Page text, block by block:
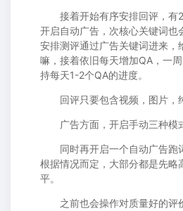
接着开始有序安排回评，有
开启自动广告，次核心关键词也
安排测评通过广告关键词进来，
嘛，接着依旧每天增加QA，一
持每天1-2个QA的进度。
回评只要包含视频，图片，纯
广告方面，开启手动三种模式
同时再开启一个自动广告跑
根据情况而定，大部分都是先略
平。
之前也会操作对质量好的评